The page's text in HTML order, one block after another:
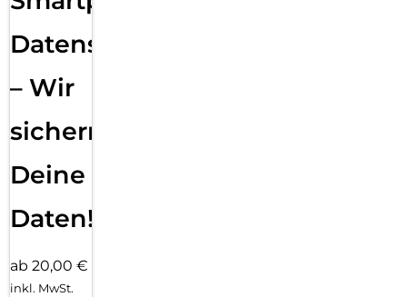
Datensicherung
– Wir
sichern
Deine
Daten!
ab 20,00 €
inkl. MwSt.